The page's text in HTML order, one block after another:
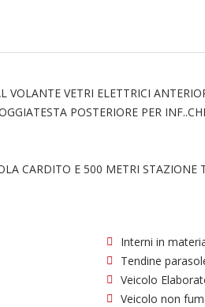
VETRI ELETTRICI
POSTERIORE PER
CARDITO E 500 METRI STAZIONE
Interni in
Tendine
Veicolo
Veicolo non